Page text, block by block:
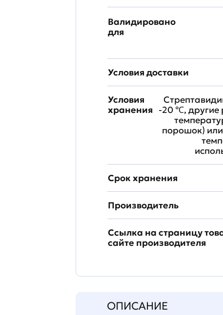
Валидировано
для
Условия доставки
Условия
хранения
-20 ℃, другие
порошок)
Срок хранения
Производитель
Ссылка на страницу
сайте производителя
ОПИСАНИЕ